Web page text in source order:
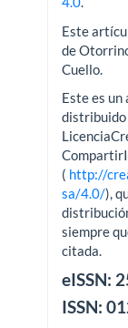
Este
de
Cuello.
Este es
distribuido
( http://
sa/4.0/),
siempre
citada.
eISSN:
ISSN: